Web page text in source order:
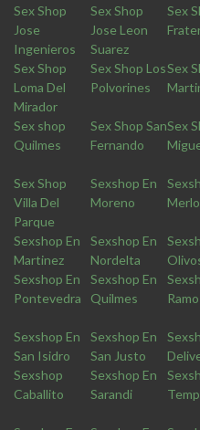
Sex Shop
Jose
Ingenieros
Sex Shop
Jose Leon
Suarez
Sex
Sex Shop
Loma Del
Mirador
Sex Shop Los
Polvorines
Sex
Sex shop
Quilmes
Sex Shop San
Fernando
Sex
Sex Shop
Villa Del
Parque
Sexshop En
Moreno
Merlo
Sexshop En
Martinez
Sexshop En
Nordelta
Sexshop En
Pontevedra
Sexshop En
Quilmes
Sexshop En
San Isidro
Sexshop En
San Justo
Sexshop
Caballito
Sexshop En
Sarandi